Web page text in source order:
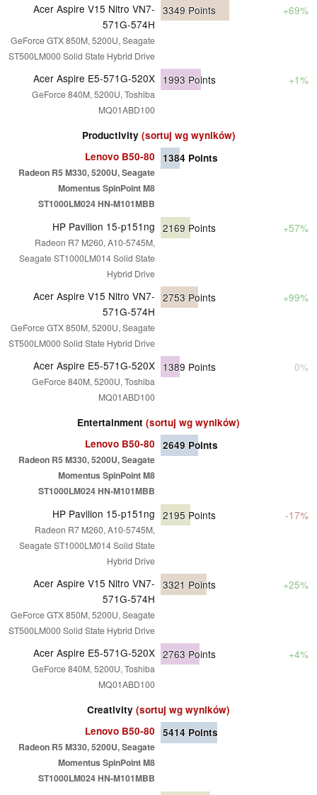
Acer Aspire V15 Nitro VN7-
571G-574H
GeForce GTX 850M, 5200U, Seagate
ST500LM000 Solid State Hybrid Drive
3349 Points +69%
Acer Aspire E5-571G-520X
GeForce 840M, 5200U, Toshiba
MQ01ABD100
1993 Points +1%
Productivity (sortuj wg wyników)
Lenovo B50-80
Radeon R5 M330, 5200U, Seagate
Momentus SpinPoint M8
ST1000LM024 HN-M101MBB
1384 Points
HP Pavilion 15-p151ng
Radeon R7 M260, A10-5745M,
Seagate ST1000LM014 Solid State
Hybrid Drive
2169 Points +57%
Acer Aspire V15 Nitro VN7-
571G-574H
GeForce GTX 850M, 5200U, Seagate
ST500LM000 Solid State Hybrid Drive
2753 Points +99%
Acer Aspire E5-571G-520X
GeForce 840M, 5200U, Toshiba
MQ01ABD100
1389 Points 0%
Entertainment (sortuj wg wyników)
Lenovo B50-80
Radeon R5 M330, 5200U, Seagate
Momentus SpinPoint M8
ST1000LM024 HN-M101MBB
2649 Points
HP Pavilion 15-p151ng
Radeon R7 M260, A10-5745M,
Seagate ST1000LM014 Solid State
Hybrid Drive
2195 Points -17%
Acer Aspire V15 Nitro VN7-
571G-574H
GeForce GTX 850M, 5200U, Seagate
ST500LM000 Solid State Hybrid Drive
3321 Points +25%
Acer Aspire E5-571G-520X
GeForce 840M, 5200U, Toshiba
MQ01ABD100
2763 Points +4%
Creativity (sortuj wg wyników)
Lenovo B50-80
Radeon R5 M330, 5200U, Seagate
Momentus SpinPoint M8
ST1000LM024 HN-M101MBB
5414 Points